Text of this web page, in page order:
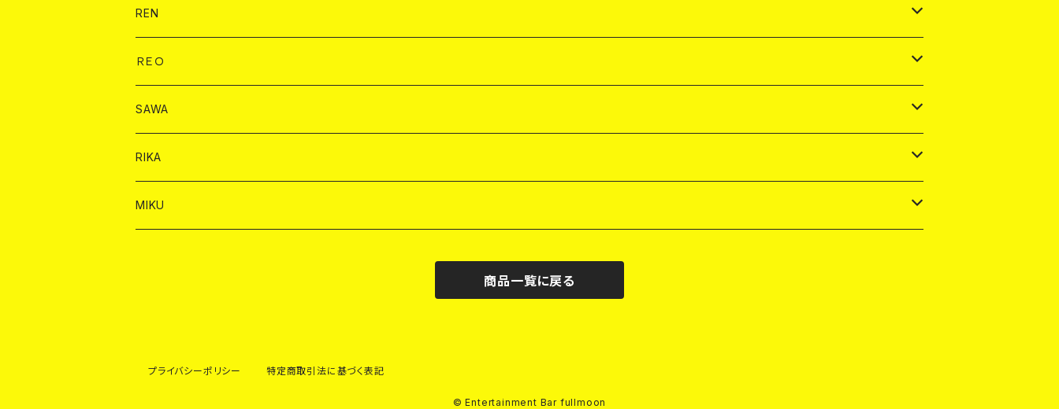
ドリンク
ドリンク
ヤードグラス
チェキ
ドリンク
ドリンク
シャンパン
チェキ
バイカ
ドリンク
シャンパン
ヤードグラス
チェキ
REN
バイカ
ドリンク
ショット
シャンパン
チェキ
ＲＥＯ
ドリンク
シャンパン
ショット
バイカ
チェキ
SAWA
ドリンク
シャンパン
バイカ
RIKA
ドリンク
MIKU
商品一覧に戻る
プライバシーポリシー 特定商取引法に基づく表記
© Entertainment Bar fullmoon